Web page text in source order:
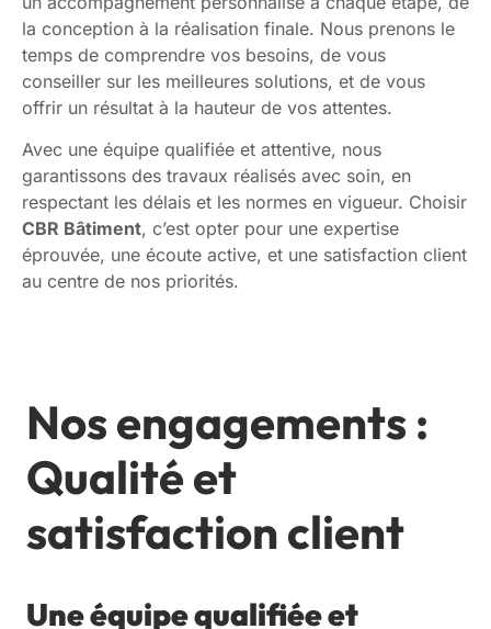
la conception à la réalisation finale. Nous prenons le
temps de comprendre vos besoins, de vous
conseiller sur les meilleures solutions, et de vous
offrir un résultat à la hauteur de vos attentes.
Avec une équipe qualifiée et attentive, nous
garantissons des travaux réalisés avec soin, en
respectant les délais et les normes en vigueur. Choisir
CBR Bâtiment, c’est opter pour une expertise
éprouvée, une écoute active, et une satisfaction client
au centre de nos priorités.
Nos engagements :
Qualité et
satisfaction client
Une équipe qualifiée et